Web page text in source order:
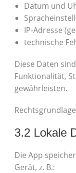
Datum und
IP-Adresse
technische
Diese Daten
Funktionalität,
gewährleisten.
3.2 Lokale
Die App
Gerät, z. B.: